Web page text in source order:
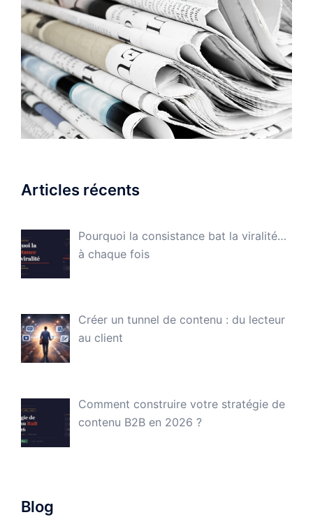
Articles récents
Pourquoi la consistance bat la viralité…
à chaque fois
Créer un tunnel de contenu : du lecteur
au client
Comment construire votre stratégie de
contenu B2B en 2026 ?
Blog